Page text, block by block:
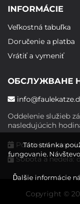
INFORMÁCIE
Veľkostná tabuľka
Doručenie a platba
Vrátiť a vymeniť
ОБСЛУЖВАНЕ
Oddelenie služieb
nasledujúcich
Pondelok - piatok:
Sobota a nedeľa:
Copyright ©
Táto stránka
fungovanie.
Ďalšie informácie